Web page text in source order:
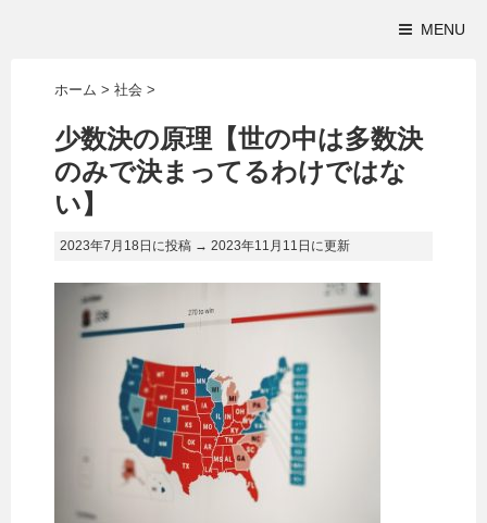
MENU
ホーム > 社会 >
少数決の原理【世の中は多数決
のみで決まってるわけではな
い】
2023年7月18日に投稿 → 2023年11月11日 に更新